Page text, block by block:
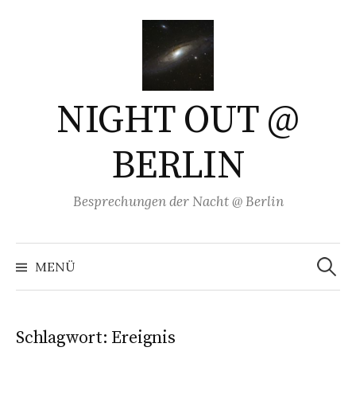
NIGHT OUT @
BERLIN
Besprechungen der Nacht @ Berlin
MENÜ
Suchen
nach:
Schlagwort: Ereignis